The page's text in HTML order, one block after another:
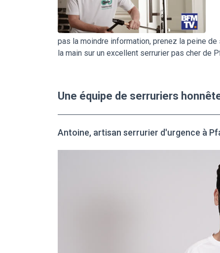
pas la moindre information, prenez la peine
la main sur un excellent serrurier pas cher de
Une équipe de serruriers
Antoine, artisan serrurier d'urgence à